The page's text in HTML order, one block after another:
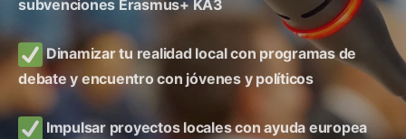
subvenciones Erasmus+ KA3
Dinamizar tu realidad local con programas de
debate y encuentro con jóvenes y políticos
Impulsar proyectos locales con ayuda europea